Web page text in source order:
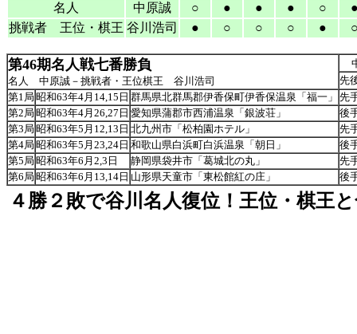
名人
中原誠 ○ ● ● ● ○
挑戦者 王位・棋王 谷川浩司 ● ○ ○ ○ ●
第46期名人戦七番勝負
名人 中原誠－挑戦者・王位棋王 谷川浩司
先
第1局 昭和63年4月14,15日 群馬県北群馬郡伊香保町伊香保温泉「福一」 先
第2局 昭和63年4月26,27日 愛知県蒲郡市西浦温泉「銀波荘」
後
第3局 昭和63年5月12,13日 北九州市「松柏園ホテル」
先
第4局 昭和63年5月23,24日 和歌山県白浜町白浜温泉「朝日」
後
第5局 昭和63年6月2,3日 静岡県袋井市「葛城北の丸」
先
第6局 昭和63年6月13,14日 山形県天童市「東松館紅の庄」 後
４勝２敗で谷川名人復位！王位・棋王